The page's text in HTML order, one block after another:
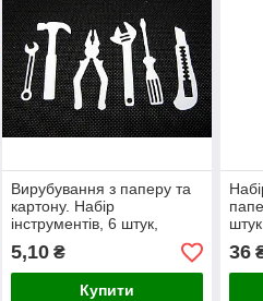
Вирубування з паперу та
картону. Набір
інструментів, 6 штук,
21х53 мм
5,10₴
Купити
36